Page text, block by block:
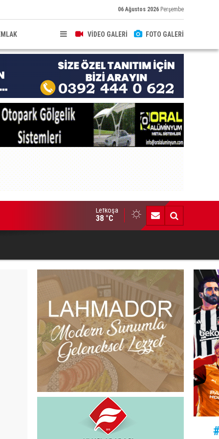
06 Ağustos 2026 Perşembe
VİDEO GALERİ FOTO GALERİ
Merkezi Cezaevi'nde güvenlik sorunları yaşanıyor
Lefkoşa
38 °C